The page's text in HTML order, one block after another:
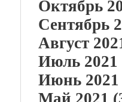
Октябрь
Сентябрь
Август
Июль 2021
Июнь 2021
Май 2021